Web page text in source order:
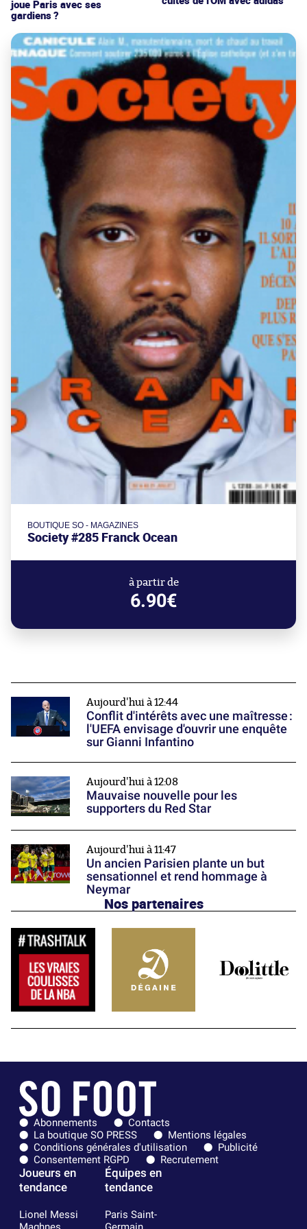
joue Paris avec ses
gardiens ?
BOUTIQUE SO - MAGAZINES
Society #285 Franck Ocean
à partir de
6.90€
Aujourd'hui à 12:44
Conflit d'intérêts avec une maîtresse :
l'UEFA envisage d'ouvrir une enquête
sur Gianni Infantino
Aujourd'hui à 12:08
Mauvaise nouvelle pour les
supporters du Red Star
Aujourd'hui à 11:47
Un ancien Parisien plante un but
sensationnel et rend hommage à
Neymar
Nos partenaires
Abonnements
Contacts
La boutique SO PRESS
Mentions légales
Conditions générales d'utilisation
Publicité
Consentement RGPD
Recrutement
Joueurs en
tendance
Lionel Messi
Équipes en
tendance
Paris Saint-